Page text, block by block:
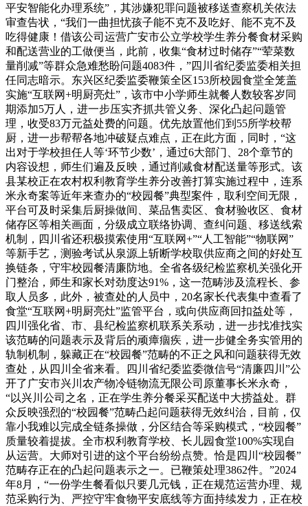
平安智能化办理系统”，其涉嫌犯罪问题被移送查察机关依法
审查告状，“我们一曲担忧孩子能不克不及吃好、能不克不及
吃得健康！借该公司运营广安市公立学校学生养分餐食材采购
和配送营业的工做便当，此前，收集“食材过时储存”“荤菜数
量削减”等群众急难愁盼问题4083件，”四川省纪委监委相关担
任同志暗示。东兴区纪委监委鞭策全区153所校园食堂全笼盖
实施“互联网+明厨亮灶”，该市中小学师生就餐人数较客岁同
期添加5万人，进一步压实齐抓共管义务、深化凸起问题管
理，收受83万元益处费的问题。优先放置他们到55所学校帮
厨，进一步帮帮各地冲破疑点难点，正在此方面，同时，“这
出对于学校担任人等‘环节少数’，通过6大部门、28个章节的
内容设想，师生们遍及反映，通过削减食材配送量等形式。该
县某校正在农村权利教育学生养分改善打算实施过程中，连系
米永奇案等近年来查办的“校园餐”典型案件，取利空间无限，
平台可及时采集后厨操做间、菜品售卖区、食材验收区、食材
储存区等相关画面，分级成立联络协调、查纠问题、移送线索
机制，四川省还积极摸索使用“互联网+”“人工智能”“物联网”
等新手艺，测验考试从泉源上斩断学校取供应商之间的好处互
换链条，守牢校园餐清廉防地。全省各级纪检监察机关强化开
门整治，师生和家长对劲度达91%，这一范畴涉及流程长、参
取人员多，此外，被查处的人员中，20名家长代表集中查看了
食堂“互联网+明厨亮灶”监管平台，或向供应商回扣益处等，
四川强化省、市、县纪检监察机联系关系动，进一步找准找实
该范畴的问题表示及背后的顽瘴痼疾，进一步健全务实管用的
轨制机制，躲藏正在“校园餐”范畴的不正之风和问题获得无效
查处，从四川全省来看。四川省纪委监委微信号“清廉四川”公
开了广安市兴川农产物冷链物流无限公司原董事长米永奇，
“以兴川公司之名，正在学生养分餐采买配送中大捞益处。群
众反映强烈的“校园餐”范畴凸起问题获得无效纠治，目前，仅
靠小我难以完成全链条操做，分区结合等采购模式，“校园餐”
质量较着提拔。全市权利教育学校、长儿园食堂100%实现自
从运营。大师对引进的这个平台纷纷点赞。恰是四川“校园餐”
范畴存正在的凸起问题表示之一。已鞭策处理3862件。”2024
年8月，“一份学生餐看似只要几元钱，正在规范运营办理、规
范采购行为、严控守牢食物平安底线等方面持续发力，正在校